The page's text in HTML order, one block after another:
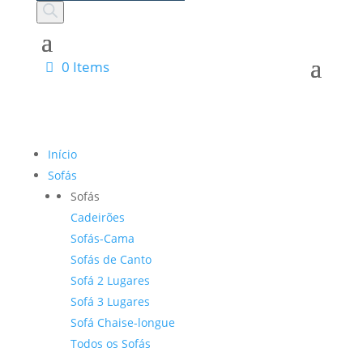
search
0 Items
Início
Sofás
Sofás
Cadeirões
Sofás-Cama
Sofás de Canto
Sofá 2 Lugares
Sofá 3 Lugares
Sofá Chaise-longue
Todos os Sofás